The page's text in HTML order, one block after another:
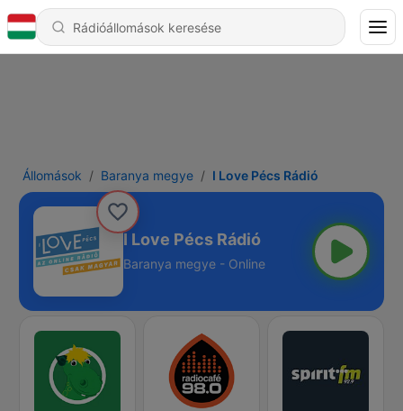
Állomások Baranya megye I Love Pécs Rádió
I Love Pécs Rádió
Baranya megye - Online